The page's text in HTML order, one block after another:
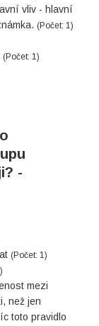
vliv - hlavní
(Počet: 1)
(Počet: 1)
-
(Počet: 1)
mezi
než jen
toto pravidlo